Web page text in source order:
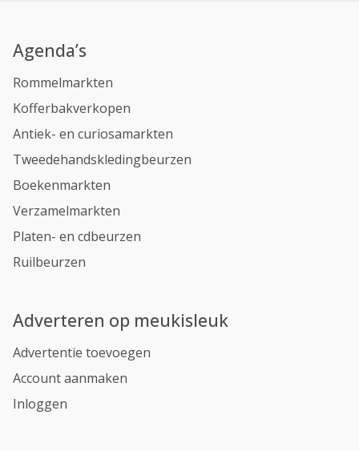
Agenda’s
Rommelmarkten
Kofferbakverkopen
Antiek- en curiosamarkten
Tweedehandskledingbeurzen
Boekenmarkten
Verzamelmarkten
Platen- en cdbeurzen
Ruilbeurzen
Adverteren op meukisleuk
Advertentie toevoegen
Account aanmaken
Inloggen